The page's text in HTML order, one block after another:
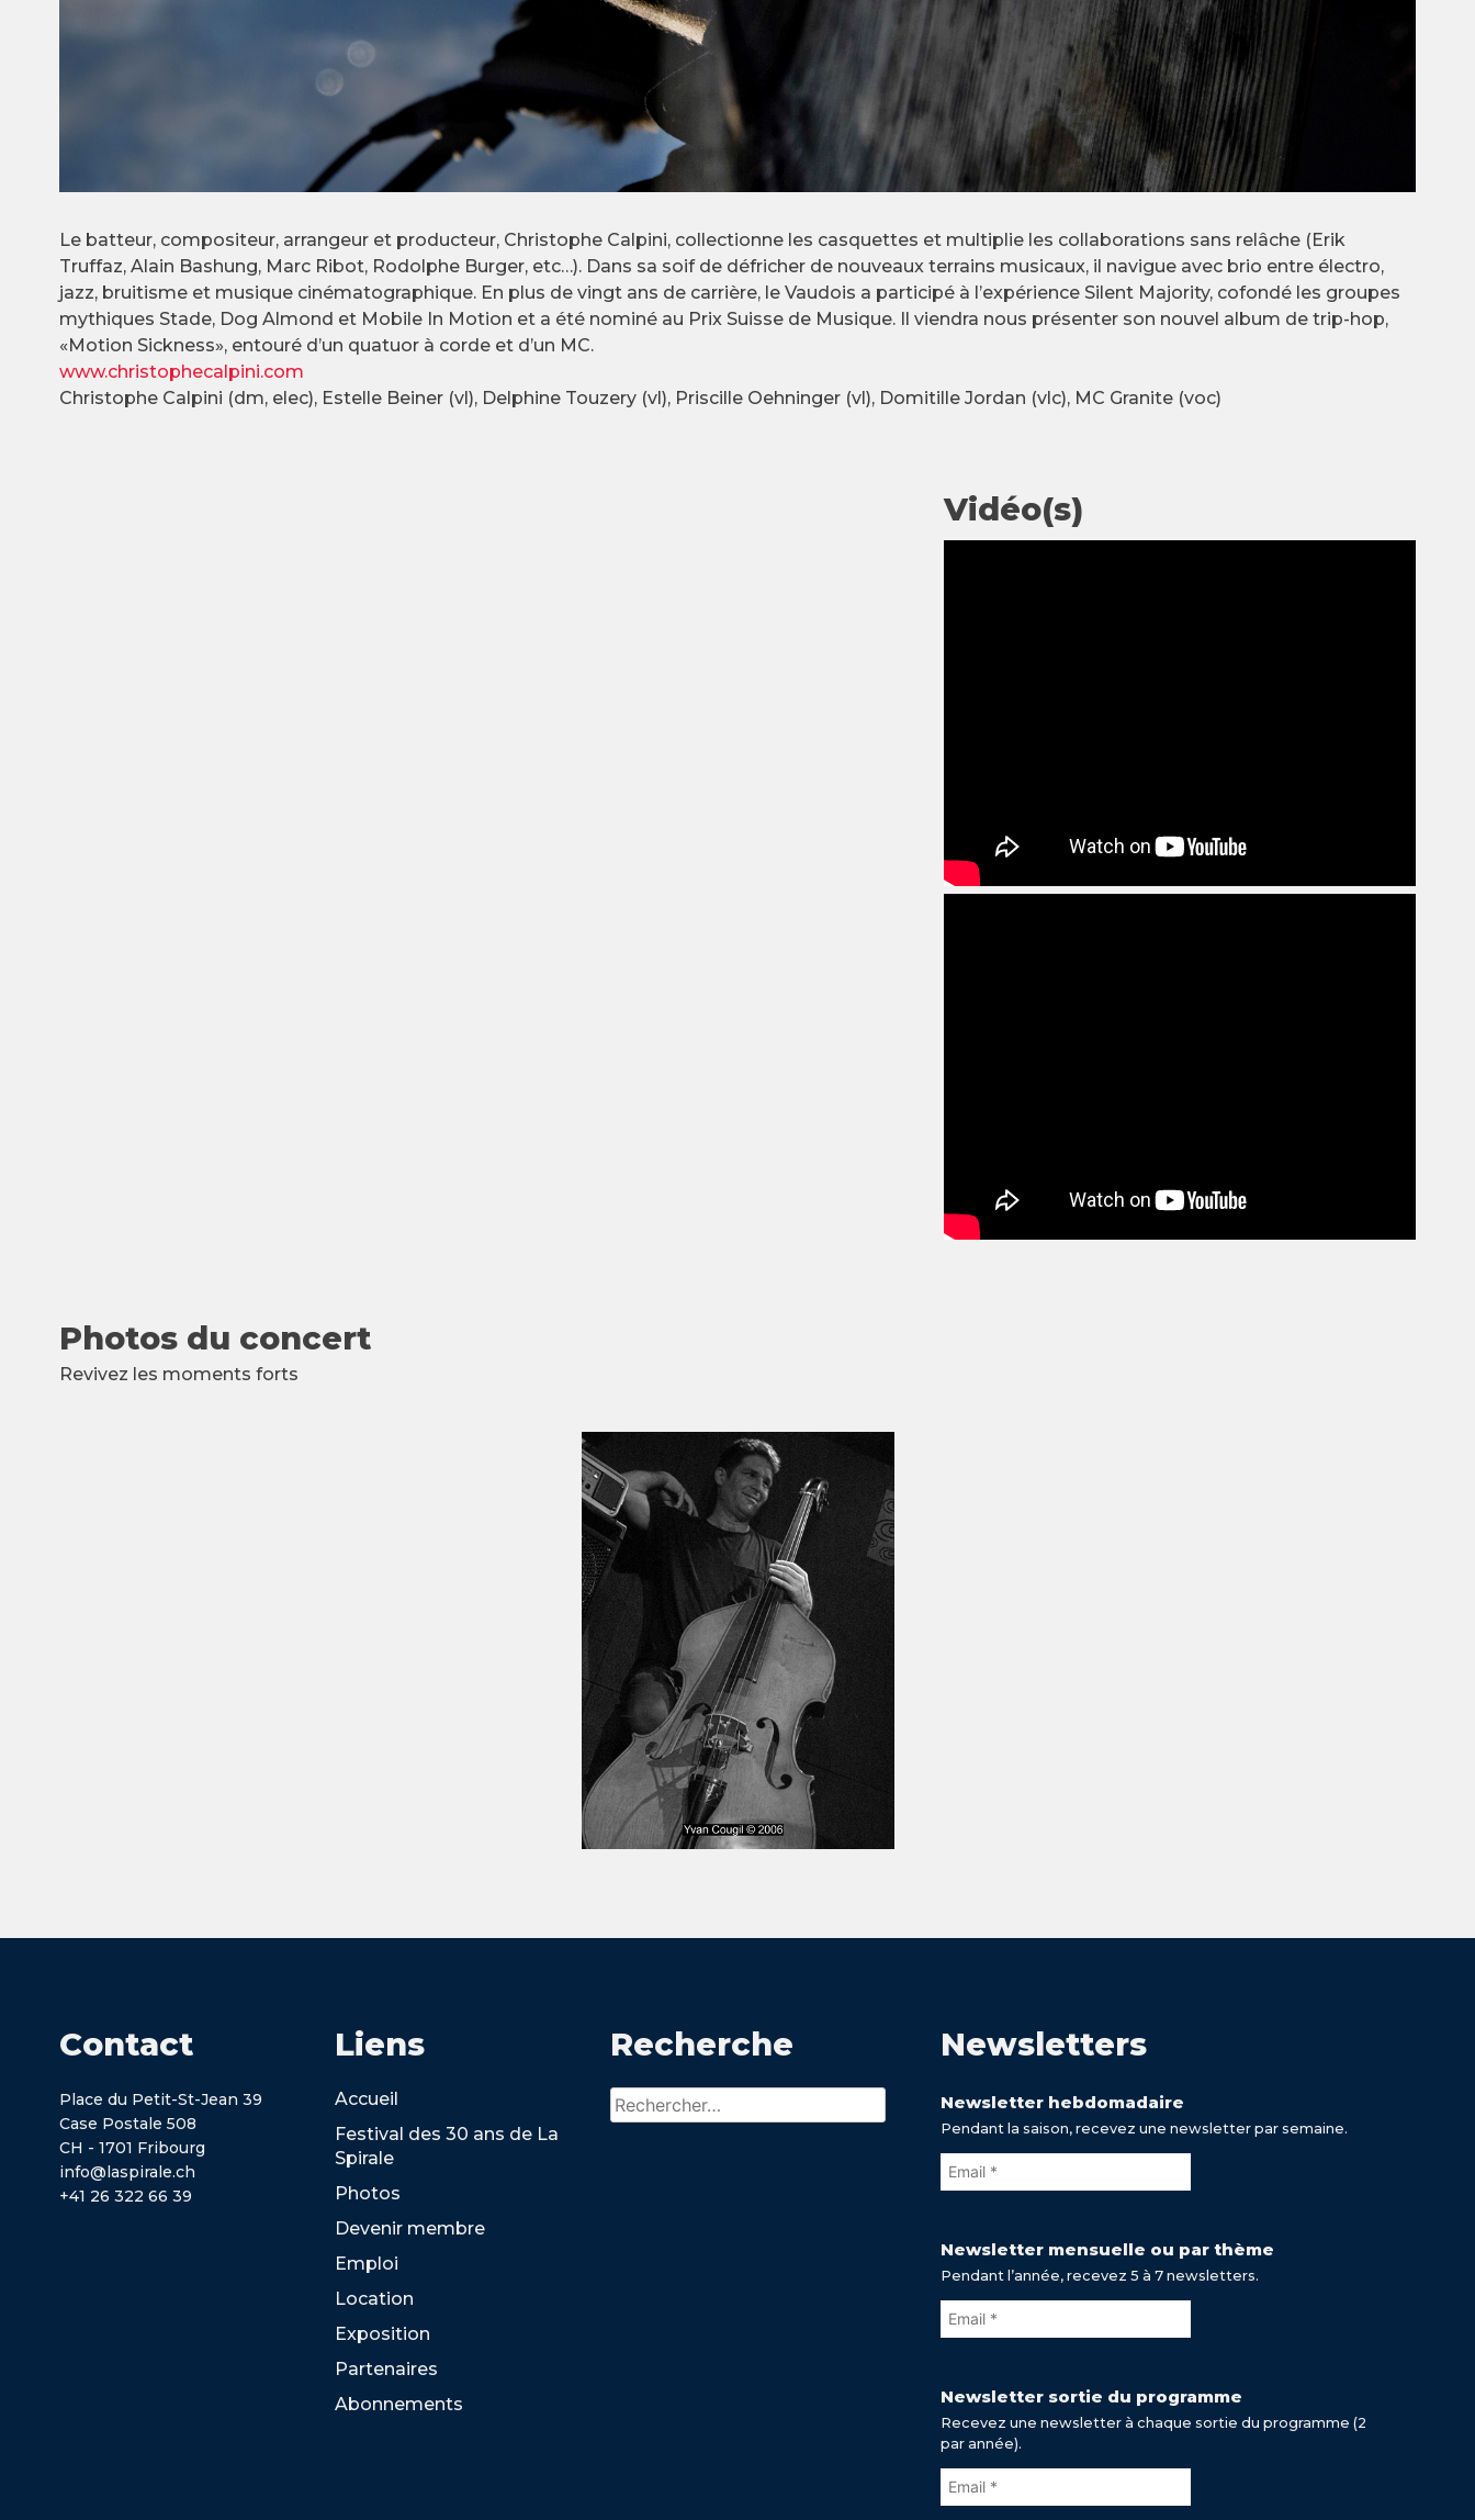
Le batteur, compositeur, arrangeur et producteur, Christophe Calpini, collectionne les casquettes et multiplie les collaborations sans relâche (Erik
Truffaz, Alain Bashung, Marc Ribot, Rodolphe Burger, etc…). Dans sa soif de défricher de nouveaux terrains musicaux, il navigue avec brio entre électro,
jazz, bruitisme et musique cinématographique. En plus de vingt ans de carrière, le Vaudois a participé à l’expérience Silent Majority, cofondé les groupes
mythiques Stade, Dog Almond et Mobile In Motion et a été nominé au Prix Suisse de Musique. Il viendra nous présenter son nouvel album de trip-hop,
«Motion Sickness», entouré d’un quatuor à corde et d’un MC.
www.christophecalpini.com
Christophe Calpini (dm, elec), Estelle Beiner (vl), Delphine Touzery (vl), Priscille Oehninger (vl), Domitille Jordan (vlc), MC Granite (voc)
Vidéo(s)
Photos du concert
Revivez les moments forts
Contact
Place du Petit-St-Jean 39
Case Postale 508
CH - 1701 Fribourg
info@laspirale.ch
+41 26 322 66 39
Liens
Accueil
Festival des 30 ans de La
Spirale
Photos
Devenir membre
Emploi
Location
Exposition
Partenaires
Abonnements
Recherche
Rechercher :
Newsletters
Newsletter hebdomadaire
Pendant la saison, recevez une newsletter par semaine.
Newsletter mensuelle ou par thème
Pendant l’année, recevez 5 à 7 newsletters.
Newsletter sortie du programme
Recevez une newsletter à chaque sortie du programme (2
par année).